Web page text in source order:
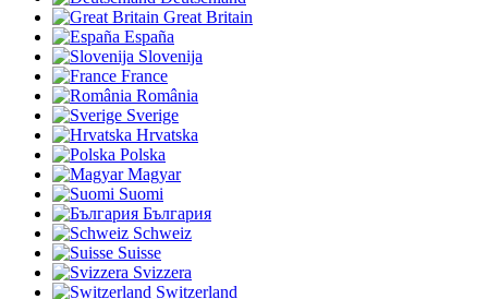
Great Britain
España
Slovenija
France
România
Sverige
Hrvatska
Polska
Magyar
Suomi
България
Schweiz
Suisse
Svizzera
Switzerland